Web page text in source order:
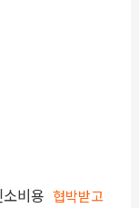
비용 협박받고